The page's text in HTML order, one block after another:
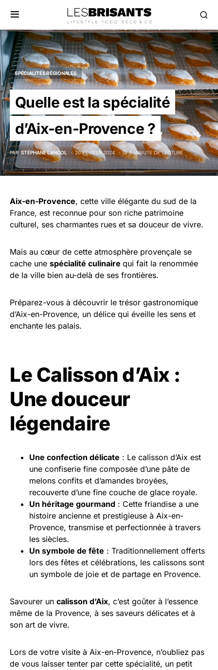
SPÉCIALITÉS RÉGIONALES
Quelle est la spécialité
d’Aix-en-Provence ?
PAR STÉPHANE LANCOL 20 FÉVRIER 2024 1 MINUTE DE LECTURE
Aix-en-Provence, cette ville élégante du sud de la
France, est reconnue pour son riche patrimoine
culturel, ses charmantes rues et sa douceur de vivre.
Mais au cœur de cette atmosphère provençale se
cache une spécialité culinaire qui fait la renommée
de la ville bien au-delà de ses frontières.
Préparez-vous à découvrir le trésor gastronomique
d’Aix-en-Provence, un délice qui éveille les sens et
enchante les palais.
Le Calisson d’Aix :
Une douceur
légendaire
Une confection délicate : Le calisson d’Aix est
une confiserie fine composée d’une pâte de
melons confits et d’amandes broyées,
recouverte d’une fine couche de glace royale.
Un héritage gourmand : Cette friandise a une
histoire ancienne et prestigieuse à Aix-en-
Provence, transmise et perfectionnée à travers
les siècles.
Un symbole de fête : Traditionnellement offerts
lors des fêtes et célébrations, les calissons sont
un symbole de joie et de partage en Provence.
Savourer un calisson d’Aix, c’est goûter à l’essence
même de la Provence, à ses saveurs délicates et à
son art de vivre.
Lors de votre visite à Aix-en-Provence, n’oubliez pas
de vous laisser tenter par cette spécialité, un petit